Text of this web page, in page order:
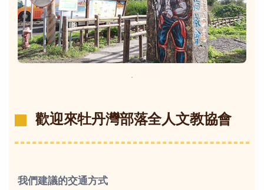
．
歡迎來牡丹灣部落全人文教協會
我們建議的交通方式